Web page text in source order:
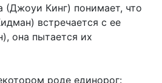
(Джоуи Кинг) понимает, что
встречается с ее
она пытается их
роде единорог: